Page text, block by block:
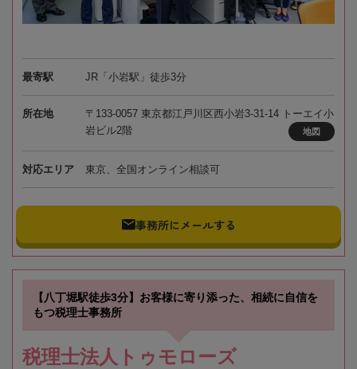
最寄駅 JR「小岩駅」徒歩3分
所在地
〒133-0057 東京都江戸川区西小岩3-31-14 トーエイ小
岩ビル2階
地図
対応エリア 東京、全国オンライン相談可
事務所にメールする
【八丁堀駅徒歩3分】お客様に寄り添った、相続に自信を
もつ税理士事務所
税理士法人トゥモローズ